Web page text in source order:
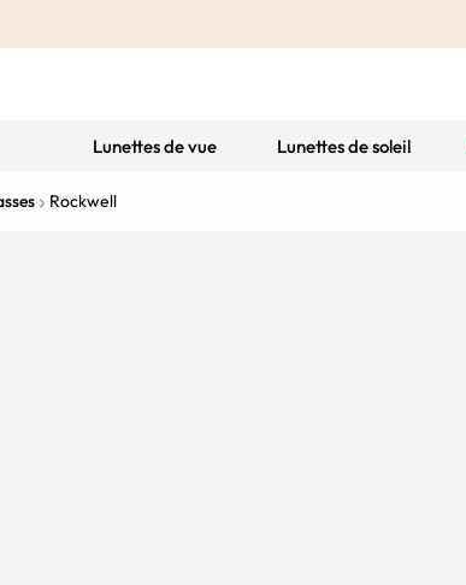
Lunettes de vue Lunettes de soleil
Rockwell